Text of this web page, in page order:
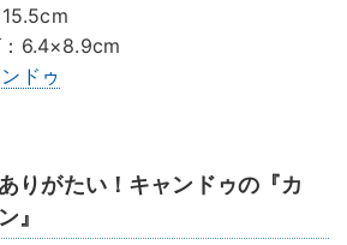
6.4×8.9cm
ドゥ
りがたい！キャンドゥの『カ
』